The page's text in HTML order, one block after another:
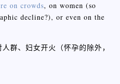
on crowds, on women (so
decline?), or even on the
群、妇女开火（怀孕的除外，